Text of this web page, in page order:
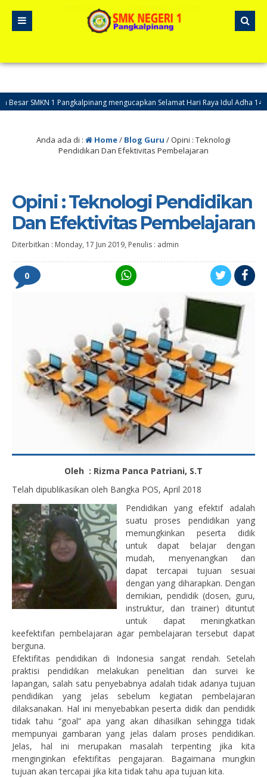
1 Pangkalpinang mengucapkan Selamat Hari Raya Idul Adha 1441H
Anda ada di : Home/ Blog Guru /Opini : Teknologi
Pendidikan Dan Efektivitas Pembelajaran
Opini : Teknologi Pendidikan
Dan Efektivitas Pembelajaran
Diterbitkan : Monday, 17 Jun 2019, Penulis : admin
0
Oleh : Rizma Panca Patriani, S.T
Telah dipublikasikan oleh Bangka POS, April 2018
Pendidikan yang efektif adalah
suatu proses pendidikan yang
memungkinkan peserta didik
untuk dapat belajar dengan
mudah, menyenangkan dan
dapat tercapai tujuan sesuai
dengan yang diharapkan. Dengan
demikian, pendidik (dosen, guru,
instruktur, dan trainer) dituntut
untuk dapat meningkatkan
keefektifan pembelajaran agar pembelajaran tersebut dapat
berguna.
Efektifitas pendidikan di Indonesia sangat rendah. Setelah
praktisi pendidikan melakukan penelitian dan survei ke
lapangan, salah satu penyebabnya adalah tidak adanya tujuan
pendidikan yang jelas sebelum kegiatan pembelajaran
dilaksanakan. Hal ini menyebabkan peserta didik dan pendidik
tidak tahu “goal” apa yang akan dihasilkan sehingga tidak
mempunyai gambaran yang jelas dalam proses pendidikan.
Jelas, hal ini merupakan masalah terpenting jika kita
menginginkan efektifitas pengajaran. Bagaimana mungkin
tujuan akan tercapai jika kita tidak tahu apa tujuan kita.